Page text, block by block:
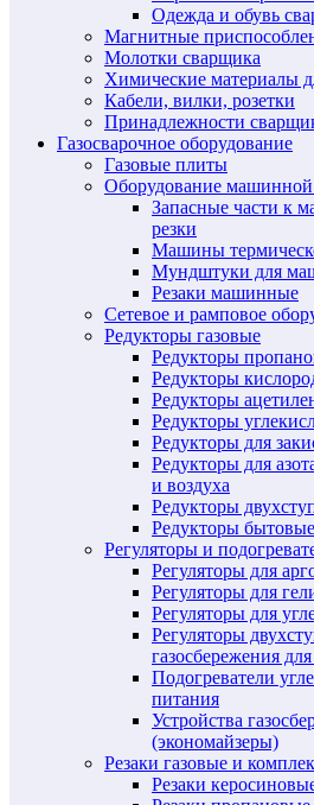
Одежда и обувь
Магнитные
Молотки сварщика
Химические материалы
Кабели, вилки, розетки
Принадлежности
Газосварочное оборудование
Газовые плиты
Оборудование машинной
Запасные части к
резки
Машины
Мундштуки для
Резаки машинные
Сетевое и рамповое
Редукторы газовые
Редукторы
Редукторы
Редукторы
Редукторы
Редукторы для
Редукторы для
и воздуха
Редукторы
Редукторы бытовые
Регуляторы и
Регуляторы для
Регуляторы для
Регуляторы для
Регуляторы
газосбережения
Подогреватели
питания
Устройства
(экономайзеры)
Резаки газовые и
Резаки